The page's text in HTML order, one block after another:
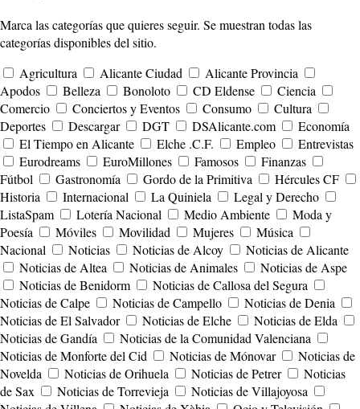
Marca las categorías que quieres seguir. Se muestran todas las
categorías disponibles del sitio.
Agricultura
Alicante Ciudad
Alicante Provincia
Apodos
Belleza Bonoloto CD Eldense
Ciencia
Comercio
Conciertos y Eventos Consumo
Cultura
Deportes
Descargar DGT DSAlicante.com
Economía
El Tiempo en Alicante
Elche .C.F. Empleo
Entrevistas
Eurodreams
EuroMillones Famosos
Finanzas
Fútbol
Gastronomía Gordo de la Primitiva
Hércules CF
Historia
Internacional La Quiniela
Legal y Derecho
ListaSpam
Lotería Nacional Medio Ambiente
Moda y
Poesía
Móviles Movilidad Mujeres
Música
Nacional
Noticias Noticias de Alcoy
Noticias de Alicante
Noticias de Altea
Noticias de Animales
Noticias de Aspe
Noticias de Benidorm
Noticias de Callosa del Segura
Noticias de Calpe
Noticias de Campello
Noticias de Denia
Noticias de El Salvador
Noticias de Elche
Noticias de Elda
Noticias de Gandía
Noticias de la Comunidad Valenciana
Noticias de Monforte del Cid
Noticias de Mónovar
Noticias de
Novelda
Noticias de Orihuela Noticias de Petrer
Noticias
de Sax
Noticias de Torrevieja
Noticias de Villajoyosa